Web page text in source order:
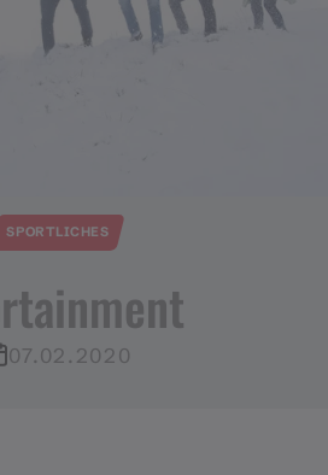
SPORTLICHES
07.02.2020